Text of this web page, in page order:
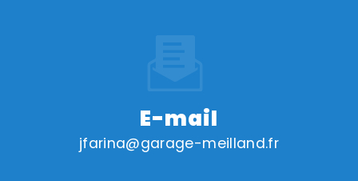
E-mail
jfarina@garage-meilland.fr